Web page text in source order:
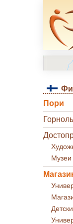
Пори
Музеи